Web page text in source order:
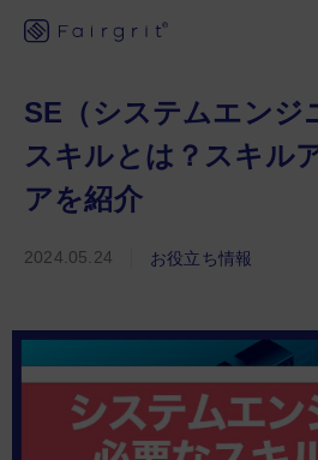
SE（システムエンジ
スキルとは？スキル
アを紹介
2024.05.24 お役立ち情報